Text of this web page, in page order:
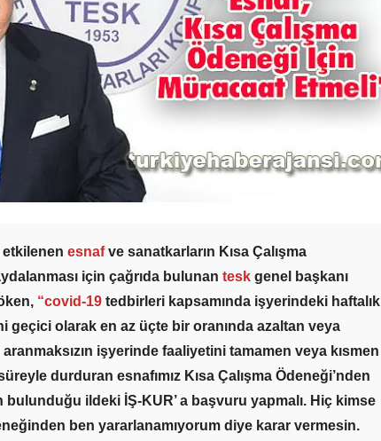
esnafve sanatkarların Kısa Çalışma
için çağrıda bulunan tesk genel başkanı
“covid-19 tedbirleri kapsamında işyerindeki haftalık
geçici olarak en az üçte bir oranında azaltan veya
işyerinde faaliyetini tamamen veya kısmen
durduran esnafımız Kısa Çalışma Ödeneği’nden
ildeki İŞ-KUR’ a başvuru yapmalı. Hiç kimse
ben yararlanamıyorum diye karar vermesin.